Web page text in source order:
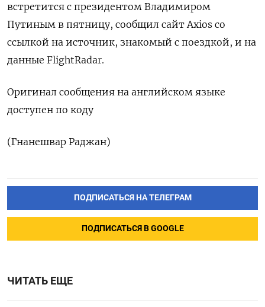
встретится с президентом Владимиром
Путиным в пятницу, сообщил сайт Axios со
ссылкой на источник, знакомый с поездкой, и на
данные FlightRadar.
Оригинал сообщения на английском языке
доступен по коду
(Гнанешвар Раджан)
ПОДПИСАТЬСЯ НА ТЕЛЕГРАМ
ПОДПИСАТЬСЯ В GOOGLE
ЧИТАТЬ ЕЩЕ